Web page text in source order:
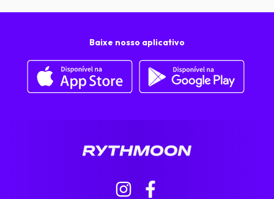
Baixe nosso aplicativo